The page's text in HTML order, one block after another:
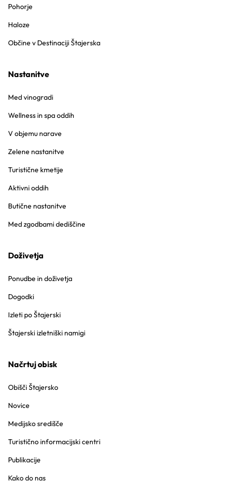
Pohorje
Haloze
Občine v Destinaciji Štajerska
Nastanitve
Med vinogradi
Wellness in spa oddih
V objemu narave
Zelene nastanitve
Turistične kmetije
Aktivni oddih
Butične nastanitve
Med zgodbami dediščine
Doživetja
Ponudbe in doživetja
Dogodki
Izleti po Štajerski
Štajerski izletniški namigi
Načrtuj obisk
Obišči Štajersko
Novice
Medijsko središče
Turistično informacijski centri
Publikacije
Kako do nas